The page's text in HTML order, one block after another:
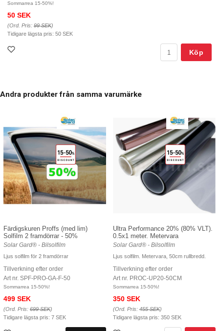
Sommarrea 15-50%!
50 SEK
(Ord. Pris: 99 SEK)
Tidigare lägsta pris: 50 SEK
Köp
Andra produkter från samma varumärke
Färdigskuren Proffs (med lim)
Solfilm 2 framdörrar - 50%
Solar Gard® - Bilsolfilm
Ljus solfilm för 2 framdörrar
Tillverkning efter order
Art nr. SPF-PRO-GA-F-50
Sommarrea 15-50%!
499 SEK
(Ord. Pris: 699 SEK)
Tidigare lägsta pris: 7 SEK
Ultra Performance 20% (80% VLT).
0.5x1 meter. Metervara
Solar Gard® - Bilsolfilm
Ljus solfilm. Metervara, 50cm rullbredd.
Tillverkning efter order
Art nr. PROC-UP20-50CM
Sommarrea 15-50%!
350 SEK
(Ord. Pris: 455 SEK)
Tidigare lägsta pris: 350 SEK